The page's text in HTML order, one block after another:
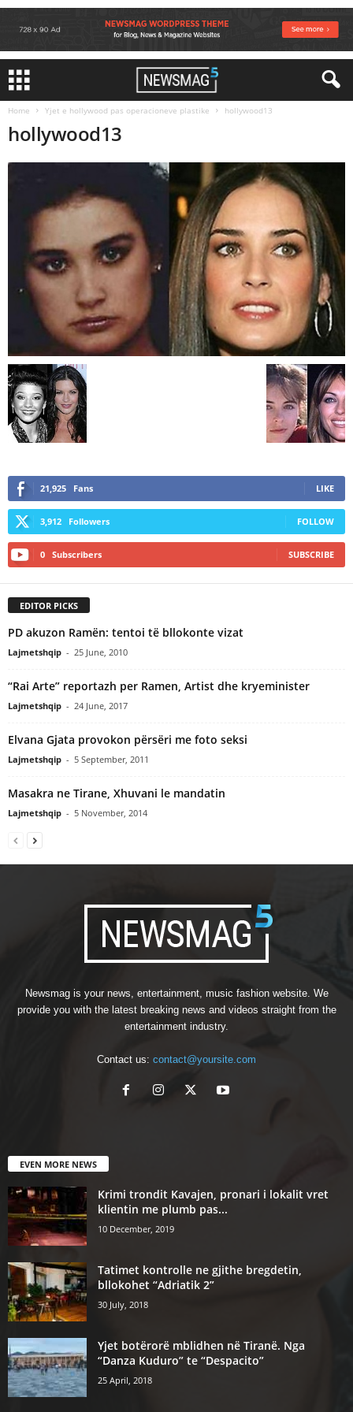
Home Yjet e hollywood pas operacioneve plastike hollywood13
hollywood13
21,925 Fans LIKE
3,912 Followers FOLLOW
0 Subscribers SUBSCRIBE
EDITOR PICKS
PD akuzon Ramën: tentoi të bllokonte vizat
Lajmetshqip - 25 June, 2010
“Rai Arte” reportazh per Ramen, Artist dhe kryeminister
Lajmetshqip - 24 June, 2017
Elvana Gjata provokon përsëri me foto seksi
Lajmetshqip - 5 September, 2011
Masakra ne Tirane, Xhuvani le mandatin
Lajmetshqip - 5 November, 2014
Newsmag is your news, entertainment, music fashion website. We
provide you with the latest breaking news and videos straight from the
entertainment industry.
Contact us: contact@yoursite.com
EVEN MORE NEWS
Krimi trondit Kavajen, pronari i lokalit vret
klientin me plumb pas...
10 December, 2019
Tatimet kontrolle ne gjithe bregdetin,
bllokohet “Adriatik 2”
30 July, 2018
Yjet botërorë mblidhen në Tiranë. Nga
“Danza Kuduro” te “Despacito”
25 April, 2018